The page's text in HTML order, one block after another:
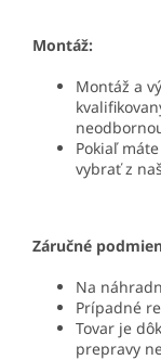
Montáž:
Montáž a
Pokiaľ
vybrať z
Záručné
Na
Prípadné
Tovar je
prepravy